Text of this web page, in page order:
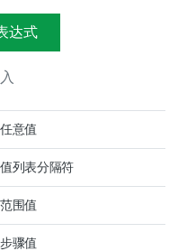
达式
任意值
值列表分隔符
范围值
步骤值